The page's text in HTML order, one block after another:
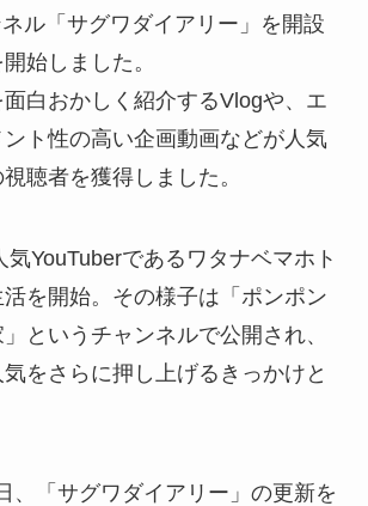
ル「サグワダイアリー」を開設
始しました。
面白おかしく紹介するVlogや、エ
ト性の高い企画動画などが人気
聴者を獲得しました。
気YouTuberであるワタナベマホト
を開始。その様子は「ポンポン
というチャンネルで公開され、
をさらに押し上げるきっかけと
、「サグワダイアリー」の更新を